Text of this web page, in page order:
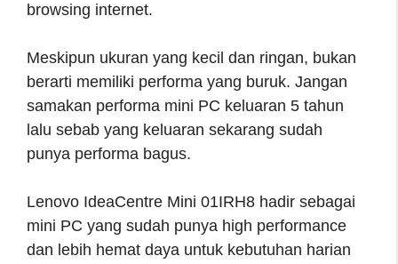
browsing internet.
Meskipun ukuran yang kecil dan ringan, bukan
berarti memiliki performa yang buruk. Jangan
samakan performa mini PC keluaran 5 tahun
lalu sebab yang keluaran sekarang sudah
punya performa bagus.
Lenovo IdeaCentre Mini 01IRH8 hadir sebagai
mini PC yang sudah punya high performance
dan lebih hemat daya untuk kebutuhan harian